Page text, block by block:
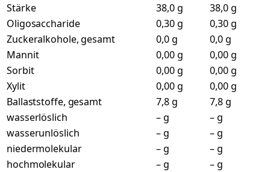
Stärke
38,0 g
38,0 g
Oligosaccharide
0,30 g
0,30 g
Zuckeralkohole, gesamt
0,0 g
0,0 g
Mannit
0,00 g
0,00 g
Sorbit
0,00 g
0,00 g
Xylit
0,00 g
0,00 g
Ballaststoffe, gesamt
7,8 g
7,8 g
wasserlöslich
– g
– g
wasserunlöslich
– g
– g
niedermolekular
– g
– g
hochmolekular
– g
– g